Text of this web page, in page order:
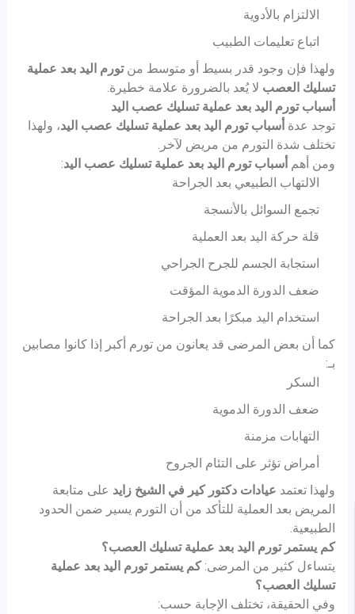
الالتزام بالأدوية
اتباع تعليمات الطبيب
ولهذا فإن وجود قدر بسيط أو متوسط منتورم اليد بعد عملية
تسليك العصب لا يُعد بالضرورة علامة خطيرة.
أسباب تورم اليد بعد عملية تسليك عصب اليد
توجد عدة أسباب تورم اليد بعد عملية تسليك عصب اليد، ولهذا
تختلف شدة التورم من مريض لآخر.
ومن أهم أسباب تورم اليد بعد عملية تسليك عصب اليد:
الالتهاب الطبيعي بعد الجراحة
تجمع السوائل بالأنسجة
قلة حركة اليد بعد العملية
استجابة الجسم للجرح الجراحي
ضعف الدورة الدموية المؤقت
استخدام اليد مبكرًا بعد الجراحة
كما أن بعض المرضى قد يعانون من تورم أكبر إذا كانوا مصابين
بـ:
السكر
ضعف الدورة الدموية
التهابات مزمنة
أمراض تؤثر على التئام الجروح
ولهذا تعتمد عيادات دكتور كير في الشيخ زايد على متابعة
المريض بعد العملية للتأكد من أن التورم يسير ضمن الحدود
الطبيعية.
كم يستمر تورم اليد بعد عملية تسليك العصب؟
يتساءل كثير من المرضى:كم يستمر تورم اليد بعد عملية
تسليك العصب؟
وفي الحقيقة، تختلف الإجابة حسب: